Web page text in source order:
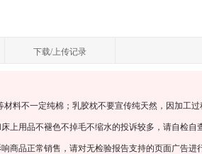
下载/上传记录
料不一定纯棉；乳胶枕不要宣传纯天然，因加工
上用品不褪色不掉毛不缩水的投诉较多，请自检自
商品正常销售，请对无检验报告支持的页面广告进